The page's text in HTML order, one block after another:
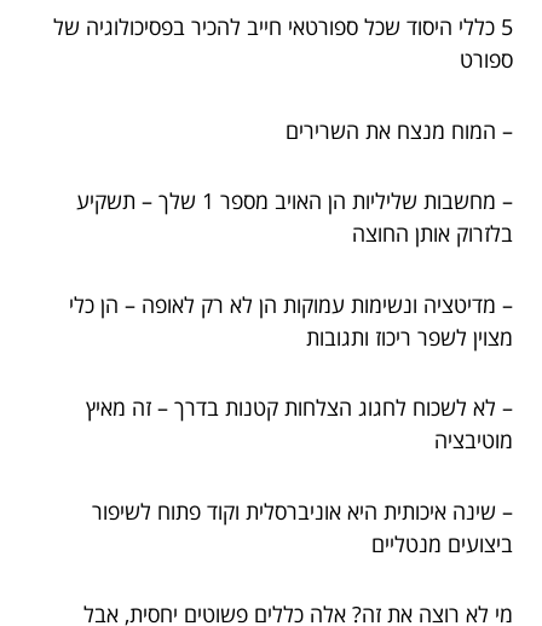
5 כללי היסוד שכל ספורטאי חייב להכיר בפסיכולוגיה של
ספורט
– המוח מנצח את השרירים
– מחשבות שליליות הן האויב מספר 1 שלך – תשקיע
בלזרוק אותן החוצה
– מדיטציה ונשימות עמוקות הן לא רק לאופה – הן כלי
מצוין לשפר ריכוז ותגובות
– לא לשכוח לחגוג הצלחות קטנות בדרך – זה מאיץ
מוטיבציה
– שינה איכותית היא אוניברסלית וקוד פתוח לשיפור
ביצועים מנטליים
מי לא רוצה את זה? אלה כללים פשוטים יחסית, אבל